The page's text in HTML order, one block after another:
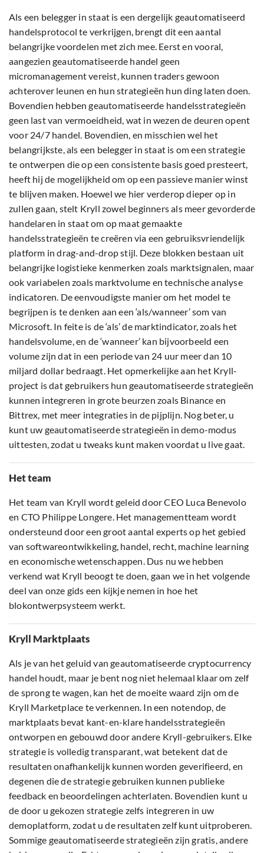
Als een belegger in staat is een dergelijk geautomatiseerd
handelsprotocol te verkrijgen, brengt dit een aantal
belangrijke voordelen met zich mee. Eerst en vooral,
aangezien geautomatiseerde handel geen
micromanagement vereist, kunnen traders gewoon
achterover leunen en hun strategieën hun ding laten doen.
Bovendien hebben geautomatiseerde handelsstrategieën
geen last van vermoeidheid, wat in wezen de deuren opent
voor 24/7 handel. Bovendien, en misschien wel het
belangrijkste, als een belegger in staat is om een strategie
te ontwerpen die op een consistente basis goed presteert,
heeft hij de mogelijkheid om op een passieve manier winst
te blijven maken. Hoewel we hier verderop dieper op in
zullen gaan, stelt Kryll zowel beginners als meer gevorderde
handelaren in staat om op maat gemaakte
handelsstrategieën te creëren via een gebruiksvriendelijk
platform in drag-and-drop stijl. Deze blokken bestaan uit
belangrijke logistieke kenmerken zoals marktsignalen, maar
ook variabelen zoals marktvolume en technische analyse
indicatoren. De eenvoudigste manier om het model te
begrijpen is te denken aan een ‘als/wanneer’ som van
Microsoft. In feite is de ‘als’ de marktindicator, zoals het
handelsvolume, en de ‘wanneer’ kan bijvoorbeeld een
volume zijn dat in een periode van 24 uur meer dan 10
miljard dollar bedraagt. Het opmerkelijke aan het Kryll-
project is dat gebruikers hun geautomatiseerde strategieën
kunnen integreren in grote beurzen zoals Binance en
Bittrex, met meer integraties in de pijplijn. Nog beter, u
kunt uw geautomatiseerde strategieën in demo-modus
uittesten, zodat u tweaks kunt maken voordat u live gaat.
Het team
Het team van Kryll wordt geleid door CEO Luca Benevolo
en CTO Philippe Longere. Het managementteam wordt
ondersteund door een groot aantal experts op het gebied
van softwareontwikkeling, handel, recht, machine learning
en economische wetenschappen. Dus nu we hebben
verkend wat Kryll beoogt te doen, gaan we in het volgende
deel van onze gids een kijkje nemen in hoe het
blokontwerpsysteem werkt.
Kryll Marktplaats
Als je van het geluid van geautomatiseerde cryptocurrency
handel houdt, maar je bent nog niet helemaal klaar om zelf
de sprong te wagen, kan het de moeite waard zijn om de
Kryll Marketplace te verkennen. In een notendop, de
marktplaats bevat kant-en-klare handelsstrategieën
ontworpen en gebouwd door andere Kryll-gebruikers. Elke
strategie is volledig transparant, wat betekent dat de
resultaten onafhankelijk kunnen worden geverifieerd, en
degenen die de strategie gebruiken kunnen publieke
feedback en beoordelingen achterlaten. Bovendien kunt u
de door u gekozen strategie zelfs integreren in uw
demoplatform, zodat u de resultaten zelf kunt uitproberen.
Sommige geautomatiseerde strategieën zijn gratis, andere